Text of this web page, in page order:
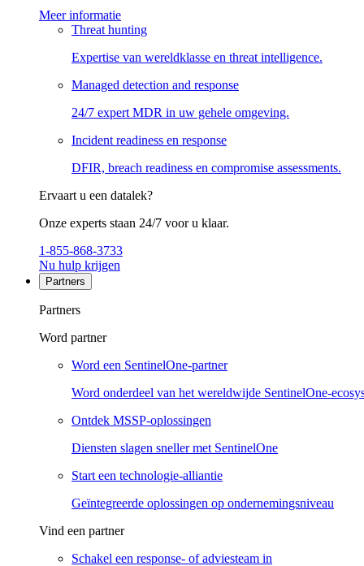
Meer informatie
Threat hunting
Expertise van wereldklasse en threat intelligence.
Managed detection and response
24/7 expert MDR in uw gehele omgeving.
Incident readiness en response
DFIR, breach readiness en compromise assessments.
Ervaart u een datalek?
Onze experts staan 24/7 voor u klaar.
1-855-868-3733
Nu hulp krijgen
Partners
Partners
Word partner
Word een SentinelOne-partner
Word onderdeel van het wereldwijde SentinelOne-
Ontdek MSSP-oplossingen
Diensten slagen sneller met SentinelOne
Start een technologie-alliantie
Geïntegreerde oplossingen op ondernemingsniveau
Vind een partner
Schakel een response- of adviesteam in